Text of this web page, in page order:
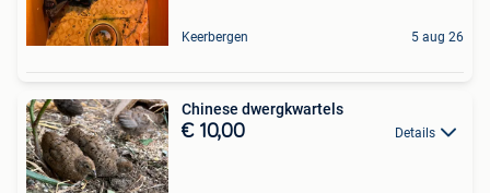
Keerbergen 5 aug 26
Chinese dwergkwartels
€ 10,00 Details